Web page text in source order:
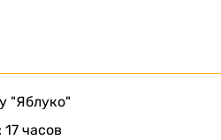
"Яблуко"
17 часов